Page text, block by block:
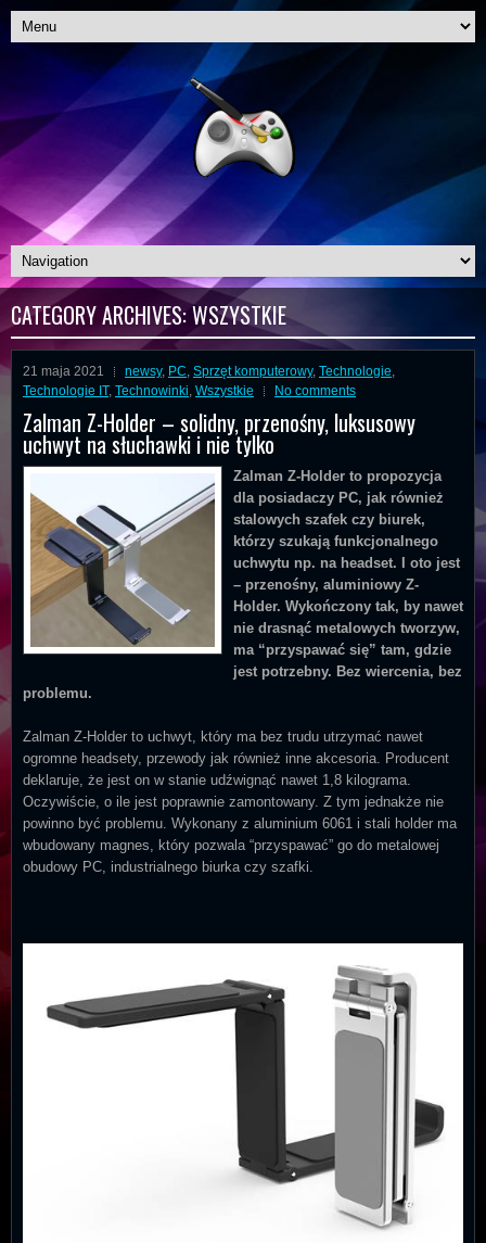
CATEGORY ARCHIVES:WSZYSTKIE
21 maja 2021 newsy, PC, Sprzęt komputerowy, Technologie,
Technologie IT, Technowinki, Wszystkie No comments
Zalman Z-Holder – solidny, przenośny, luksusowy
uchwyt na słuchawki i nie tylko
Zalman Z-Holder to propozycja
dla posiadaczy PC, jak również
stalowych szafek czy biurek,
którzy szukają funkcjonalnego
uchwytu np. na headset. I oto jest
– przenośny, aluminiowy Z-
Holder. Wykończony tak, by nawet
nie drasnąć metalowych tworzyw,
ma “przyspawać się” tam, gdzie
jest potrzebny. Bez wiercenia, bez
problemu.
Zalman Z-Holder to uchwyt, który ma bez trudu utrzymać nawet
ogromne headsety, przewody jak również inne akcesoria. Producent
deklaruje, że jest on w stanie udźwignąć nawet 1,8 kilograma.
Oczywiście, o ile jest poprawnie zamontowany. Z tym jednakże nie
powinno być problemu. Wykonany z aluminium 6061 i stali holder ma
wbudowany magnes, który pozwala “przyspawać” go do metalowej
obudowy PC, industrialnego biurka czy szafki.